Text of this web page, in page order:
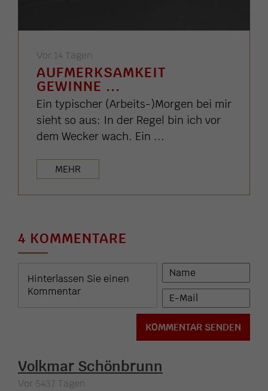
Vor 14 Tagen
AUFMERKSAMKEIT
GEWINNE ...
Ein typischer (Arbeits-)Morgen bei mir
sieht so aus: In der Regel bin ich vor
dem Wecker wach. Ein ...
MEHR
4 KOMMENTARE
Volkmar Schönbrunn
Vor 5437 Tagen